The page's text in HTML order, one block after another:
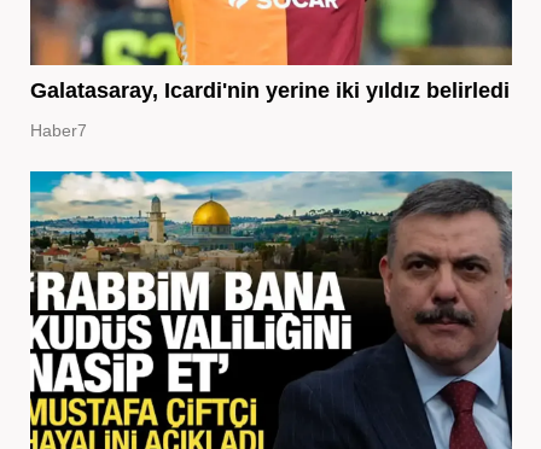
Galatasaray, Icardi'nin yerine iki yıldız belirledi
Haber7